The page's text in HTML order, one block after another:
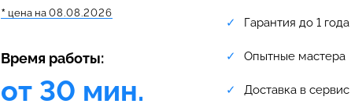
* цена на 08.08.2026
Время работы:
от 30 мин.
Гарантия до 1 года
Опытные мастера
Доставка в сервис